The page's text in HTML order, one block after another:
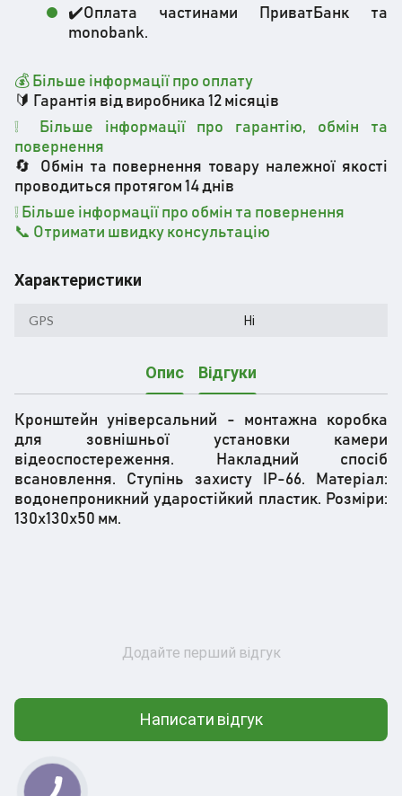
✔️Оплата частинами ПриватБанк та
monobank.
💰 Більше інформації про оплату
🔰 Гарантія від виробника 12 місяців
❕ Більше інформації про гарантію, обмін та
повернення
🔄 Обмін та повернення товару належної якості
проводиться протягом 14 днів
❕ Більше інформації про обмін та повернення
📞 Отримати швидку консультацію
Характеристики
GPS Ні
Опис Відгуки
Кронштейн універсальний - монтажна коробка
для зовнішньої установки камери
відеоспостереження. Накладний спосіб
всановлення. Ступінь захисту IP-66. Матеріал:
водонепроникний ударостійкий пластик. Розміри:
130х130х50 мм.
Додайте перший відгук
Написати відгук